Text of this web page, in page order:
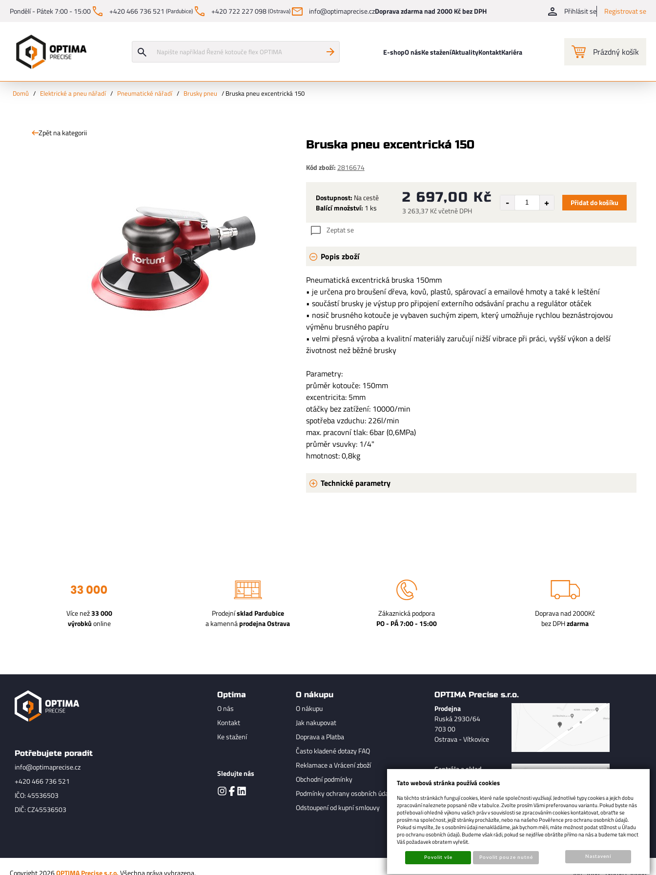
Pondělí - Pátek 7:00 - 15:00 +420 466 736 521 (Pardubice) +420 722 227 098(Ostrava) info@optimaprecise.czDoprava zdarma nad 2000 Kč bez DPH Přihlásit se Registrovat se
E-shopO násKe staženíAktualityKontaktKariéra Prázdný košík
Domů / Elektrické a pneu nářadí / Pneumatické nářadí / Brusky pneu / Bruska pneu excentrická 150
Zpět na kategorii
Bruska pneu excentrická 150
Kód zboží: 2816674
Dostupnost: Na cestě
Balící množství: 1 ks
2 697,00 Kč
3 263,37 Kč včetně DPH
Přidat do košíku
Zeptat se
Popis zboží
Pneumatická excentrická bruska 150mm
• je určena pro broušení dřeva, kovů, plastů, spárovací a emailové hmoty a také k leštění
• součástí brusky je výstup pro připojení externího odsávání prachu a regulátor otáček
• nosič brusného kotouče je vybaven suchým zipem, který umožňuje rychlou beznástrojovou
výměnu brusného papíru
• velmi přesná výroba a kvalitní materiály zaručují nižší vibrace při práci, vyšší výkon a delší
životnost než běžné brusky
Parametry:
průměr kotouče: 150mm
excentricita: 5mm
otáčky bez zatížení: 10000/min
spotřeba vzduchu: 226l/min
max. pracovní tlak: 6bar (0,6MPa)
průměr vsuvky: 1/4"
hmotnost: 0,8kg
Technické parametry
Více než33 000
výrobkůonline
Prodejnísklad Pardubice
a kamennáprodejna Ostrava
Zákaznická podpora
PO - PÁ 7:00 - 15:00
Doprava nad 2000Kč
bez DPHzdarma
Optima
O nás
Kontakt
Ke stažení
O nákupu
O nákupu
Jak nakupovat
Doprava a Platba
Často kladené dotazy FAQ
Reklamace a Vrácení zboží
Obchodní podmínky
Podmínky ochrany osobních údajů
Odstoupení od kupní smlouvy
OPTIMA Precise s.r.o.
Prodejna
Ruská 2930/64
703 00
Ostrava - Vítkovice
Centrála a sklad
Hradecká 569, Polabiny
Pardubice
Potřebujete poradit
info@optimaprecise.cz
+420 466 736 521
IČO: 45536503
DIČ: CZ45536503
Sledujte nás
Tato webová stránka používá cookies
Na těchto stránkách fungují cookies, které naše společnosti využívají. Jednotlivé typy cookies a jejich dobu
zpracování naleznete popsané níže v tabulce. Zvolte prosím Vámi preferovanou variantu. Pokud byste nás
potřebovali ohledně výkonu vašich práv v souvislosti se zpracováním cookies kontaktovat, obraťte se
prosím na společnost, jejíž stránky procházíte, nebo na našeho Pověřence pro ochranu osobních údajů.
Pokud si myslíte, že s osobními údaji nenakládáme, jak bychom měli, máte možnost podat stížnost u Úřadu
pro ochranu osobních údajů. Budeme však rádi, pokud se nejdříve obrátíte přímo na nás a budeme tak moct
Váš požadavek obratem vyřešit.
Povolit vše Povolit pouze nutné Nastavení